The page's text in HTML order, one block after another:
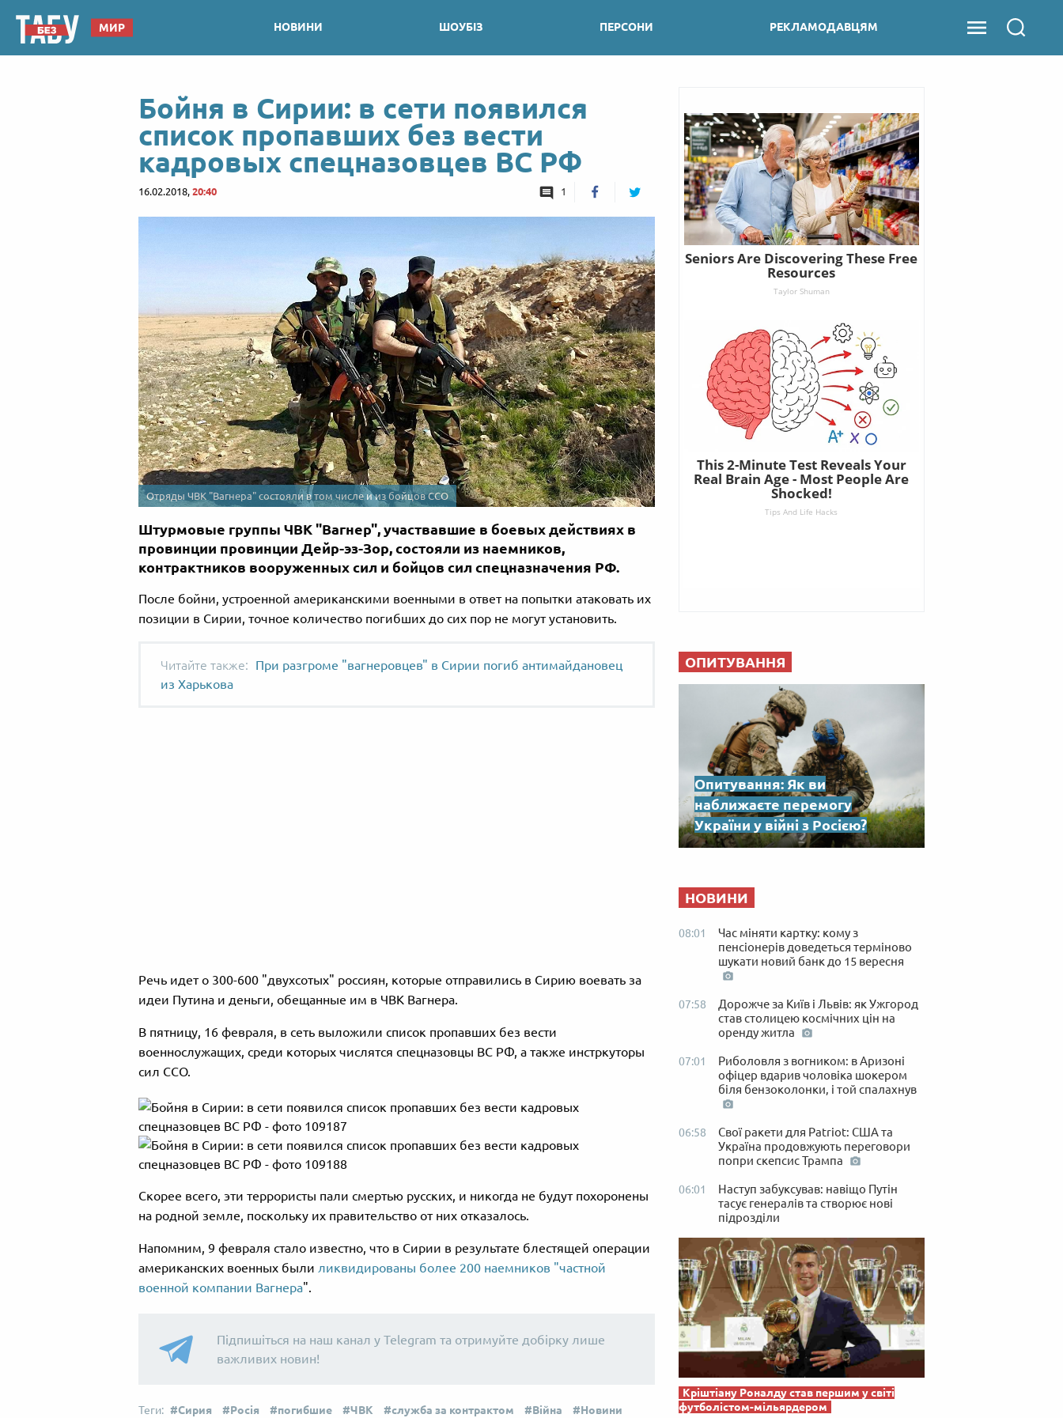
МИР НОВИНИ ШОУБІЗ ПЕРСОНИ РЕКЛАМОДАВЦЯМ
Бойня в Сирии: в сети появился
список пропавших без вести
кадровых спецназовцев ВС РФ
16.02.2018, 20:40 1
Отряды ЧВК "Вагнера" состояли в том числе и из бойцов ССО
Штурмовые группы ЧВК "Вагнер", участвавшие в боевых действиях в
провинции провинции Дейр-эз-Зор, состояли из наемников,
контрактников вооруженных сил и бойцов сил спецназначения РФ.
После бойни, устроенной американскими военными в ответ на попытки атаковать их
позиции в Сирии, точное количество погибших до сих пор не могут установить.
При разгроме "вагнеровцев" в Сирии погиб антимайдановец
из Харькова
Речь идет о 300-600 "двухсотых" россиян, которые отправились в Сирию воевать за
идеи Путина и деньги, обещанные им в ЧВК Вагнера.
В пятницу, 16 февраля, в сеть выложили список пропавших без вести
военнослужащих, среди которых числятся спецназовцы ВС РФ, а также инстркуторы
сил ССО.
Скорее всего, эти террористы пали смертью русских, и никогда не будут похоронены
на родной земле, поскольку их правительство от них отказалось.
Напомним, 9 февраля стало известно, что в Сирии в результате блестящей операции
американских военных были ликвидированы более 200 наемников "частной
военной компании Вагнера".
Підпишіться на наш канал у Telegram та отримуйте добірку лише
важливих новин!
Сирия Росія погибшие ЧВК служба за контрактом Війна
Новини
ОПИТУВАННЯ
Опитування: Як ви
наближаєте перемогу
України у війні з Росією?
НОВИНИ
08:01
Час міняти картку: кому з
пенсіонерів доведеться терміново
шукати новий банк до 15 вересня
07:58
Дорожче за Київ і Львів: як Ужгород
став столицею космічних цін на
оренду житла
07:01
Риболовля з вогником: в Аризоні
офіцер вдарив чоловіка шокером
біля бензоколонки, і той спалахнув
06:58
Свої ракети для Patriot: США та
Україна продовжують переговори
попри скепсис Трампа
06:01
Наступ забуксував: навіщо Путін
тасує генералів та створює нові
підрозділи
Кріштіану Роналду став першим у світі
футболістом-мільярдером